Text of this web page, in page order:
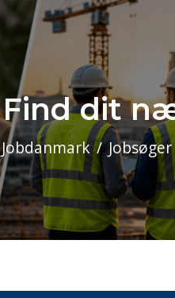
Find dit
Jobdanmark Jobsøger